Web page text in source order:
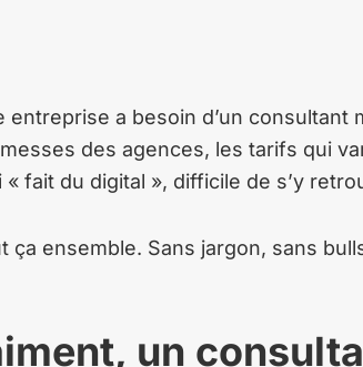
a besoin d’un consultant
des agences, les tarifs qui
fait du digital », difficile de s’y
ça ensemble. Sans jargon, sans
un